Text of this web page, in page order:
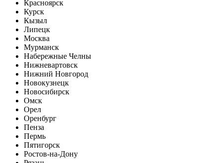
Красноярск
Курск
Кызыл
Липецк
Москва
Мурманск
Набережные Челны
Нижневартовск
Нижний Новгород
Новокузнецк
Новосибирск
Омск
Орел
Оренбург
Пенза
Пермь
Пятигорск
Ростов-на-Дону